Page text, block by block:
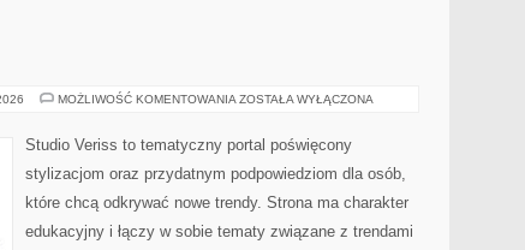
MOŻLIWOŚĆ KOMENTOWANIA MODA
ZOSTAŁA WYŁĄCZONA
Studio Veriss to tematyczny portal poświęcony
stylizacjom oraz przydatnym podpowiedziom dla osób,
które chcą odkrywać nowe trendy. Strona ma charakter
edukacyjny i łączy w sobie tematy związane z trendami